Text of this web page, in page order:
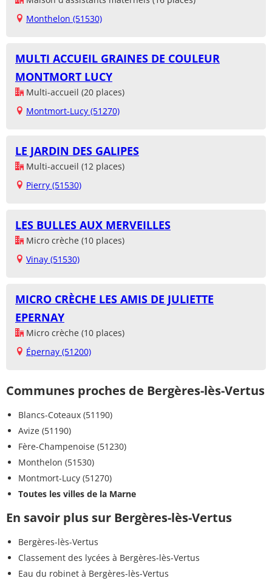
Monthelon (51530)
MULTI ACCUEIL GRAINES DE COULEUR
MONTMORT LUCY
Multi-accueil (20 places)
Montmort-Lucy (51270)
LE JARDIN DES GALIPES
Multi-accueil (12 places)
Pierry (51530)
LES BULLES AUX MERVEILLES
Micro crèche (10 places)
Vinay (51530)
MICRO CRÈCHE LES AMIS DE JULIETTE
EPERNAY
Micro crèche (10 places)
Épernay (51200)
Communes proches de Bergères-lès-Vertus
Blancs-Coteaux (51190)
Avize (51190)
Fère-Champenoise (51230)
Monthelon (51530)
Montmort-Lucy (51270)
Toutes les villes de la Marne
En savoir plus sur Bergères-lès-Vertus
Bergères-lès-Vertus
Classement des lycées à Bergères-lès-Vertus
Eau du robinet à Bergères-lès-Vertus